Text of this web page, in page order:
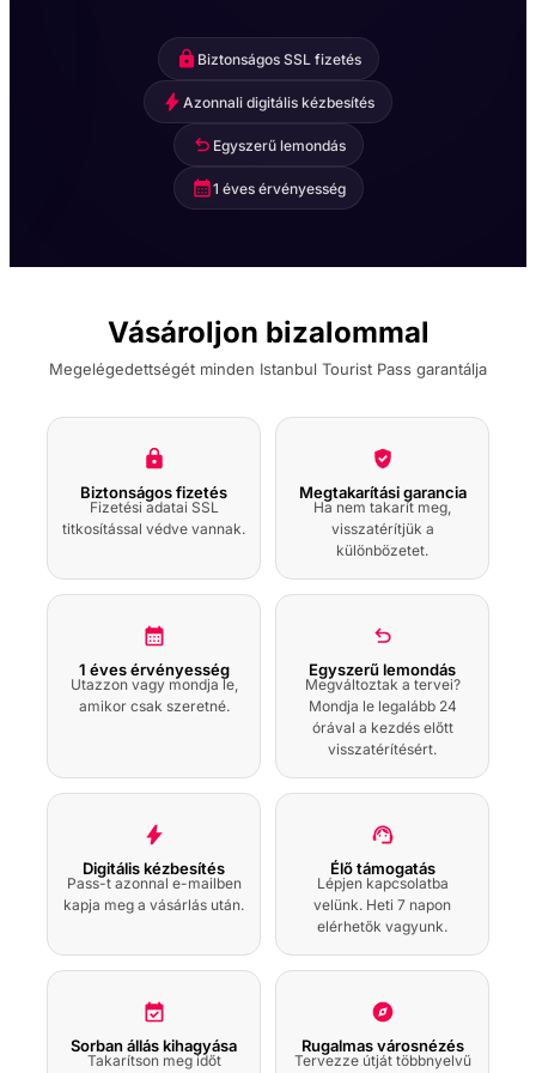
Beykoz Mecidiye
Pavilion soron kívüli
belépés audioguide-
dal
Adam Mickiewicz
Múzeum audio guide
Belépőjegy az Iszlám
Tudomány- és
Technikatörténeti
Isztambuli Múzeumba
audioguide-dal
gyalogtúra audioguide-
Pierre Loti gyalogtúra
idegenvezetővel
Aranyszarv-öböl és
hajókirándulás
audioguide-dal
Fűszerbazár
gyalogtúra audioguide-
Biztonságos SSL fizetés
Azonnali digitális kézbesítés
Egyszerű lemondás
1 éves érvényesség
Vásároljon bizalommal
Megelégedettségét minden Istanbul Tourist Pass garantálja
Biztonságos fizetés
Fizetési adatai SSL
titkosítással védve vannak.
Megtakarítási garancia
Ha nem takarít meg,
visszatérítjük a
különbözetet.
1 éves érvényesség
Utazzon vagy mondja le,
amikor csak szeretné.
Egyszerű lemondás
Megváltoztak a tervei?
Mondja le legalább 24
órával a kezdés előtt
visszatérítésért.
Digitális kézbesítés
Pass-t azonnal e-mailben
kapja meg a vásárlás után.
Élő támogatás
Lépjen kapcsolatba
velünk. Heti 7 napon
elérhetők vagyunk.
Sorban állás kihagyása
Takarítson meg időt
Rugalmas városnézés
Tervezze útját többnyelvű